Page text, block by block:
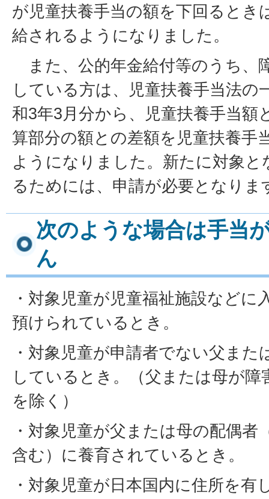
が児童扶養手当の額を下回るとき
給されるようになりました。
また、公的年金給付等のうち、
している方は、児童扶養手当法の
和3年3月分から、児童扶養手当額
算部分の額との差額を児童扶養手
ようになりました。新たに対象と
るためには、申請が必要となりま
次のような場合は手当
ん
・対象児童が児童福祉施設などに
預けられているとき。
・対象児童が申請者でない父また
しているとき。（父または母が障
を除く）
・対象児童が父または母の配偶者
含む）に養育されているとき。
・対象児童が日本国内に住所を有